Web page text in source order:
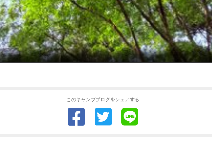
このキャンプブログをシェアする